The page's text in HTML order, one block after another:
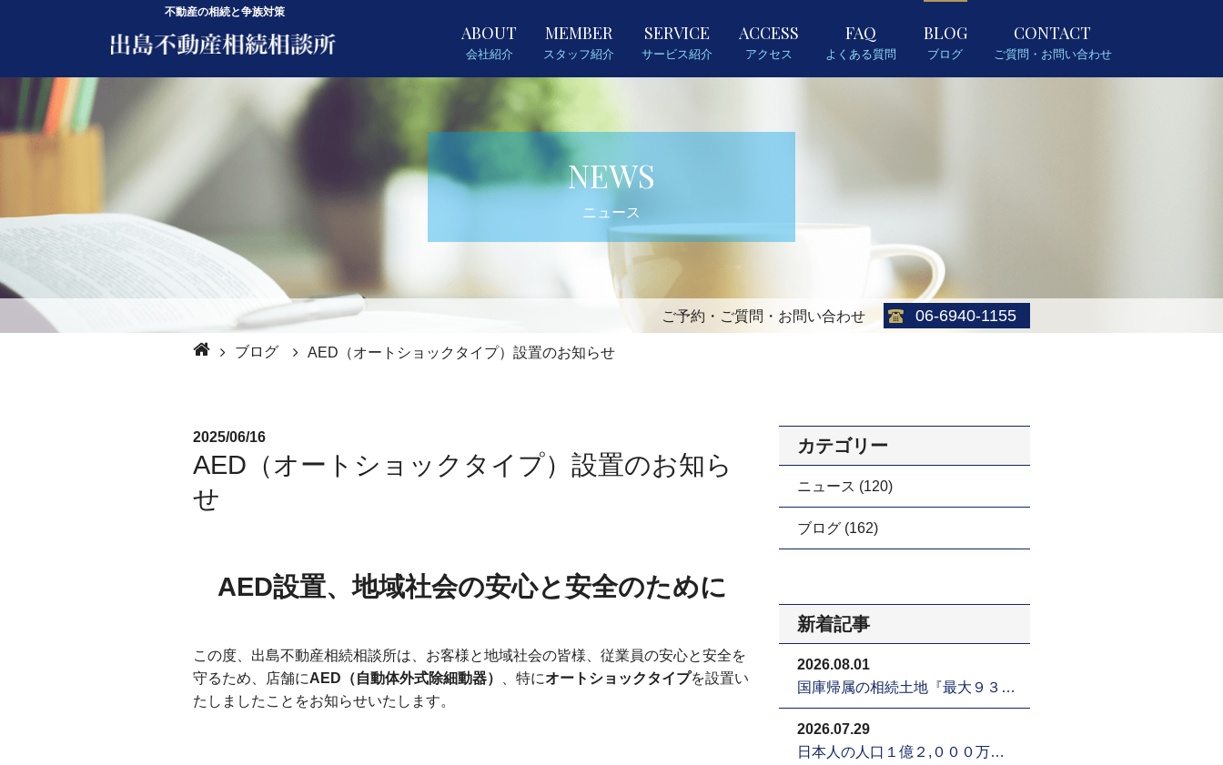
不動産の相続と争族対策
ABOUT
会社紹介
MEMBER
スタッフ紹介
SERVICE
サービス紹介
ACCESS
アクセス
FAQ
よくある質問
BLOG
ブログ
CONTACT
ご質問・お問い合わせ
NEWS
ニュース
ご予約・ご質問・お問い合わせ 06-6940-1155
ブログ AED（オートショックタイプ）設置のお知らせ
2025/06/16
AED（オートショックタイプ）設置のお知ら
せ
AED設置、地域社会の安心と安全のために
この度、出島不動産相続相談所は、お客様と地域社会の皆様、従業員の安心と安全を
守るため、店舗にAED（自動体外式除細動器） 、特にオートショックタイプを設置い
たしましたことをお知らせいたします。
カテゴリー
ニュース (120)
ブログ (162)
新着記事
2026.08.01
国庫帰属の相続土地『最大９３…
2026.07.29
日本人の人口１億２,０００万…